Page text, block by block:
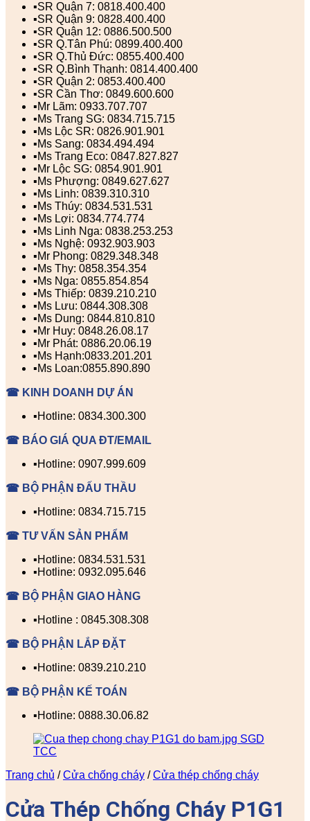
▪️SR Quận 7: 0818.400.400
▪️SR Quận 9: 0828.400.400
▪️SR Quận 12: 0886.500.500
▪️SR Q.Tân Phú: 0899.400.400
▪️SR Q.Thủ Đức: 0855.400.400
▪️SR Q.Bình Thạnh: 0814.400.400
▪️SR Quận 2: 0853.400.400
▪️SR Cần Thơ: 0849.600.600
▪️Mr Lãm: 0933.707.707
▪️Ms Trang SG: 0834.715.715
▪️Ms Lộc SR: 0826.901.901
▪️Ms Sang: 0834.494.494
▪️Ms Trang Eco: 0847.827.827
▪️Mr Lộc SG: 0854.901.901
▪️Ms Phượng: 0849.627.627
▪️Ms Linh: 0839.310.310
▪️Ms Thúy: 0834.531.531
▪️Ms Lợi: 0834.774.774
▪️Ms Linh Nga: 0838.253.253
▪️Ms Nghệ: 0932.903.903
▪️Mr Phong: 0829.348.348
▪️Ms Thy: 0858.354.354
▪️Ms Nga: 0855.854.854
▪️Ms Thiếp: 0839.210.210
▪️Ms Lưu: 0844.308.308
▪️Ms Dung: 0844.810.810
▪️Mr Huy: 0848.26.08.17
▪️Mr Phát: 0886.20.06.19
▪️Ms Hạnh:0833.201.201
▪️Ms Loan:0855.890.890
☎ KINH DOANH DỰ ÁN
▪️Hotline: 0834.300.300
☎ BÁO GIÁ QUA ĐT/EMAIL
▪️Hotline: 0907.999.609
☎ BỘ PHẬN ĐẤU THẦU
▪️Hotline: 0834.715.715
☎ TƯ VẤN SẢN PHẨM
▪️Hotline: 0834.531.531
▪️Hotline: 0932.095.646
☎ BỘ PHẬN GIAO HÀNG
▪️Hotline : 0845.308.308
☎ BỘ PHẬN LẮP ĐẶT
▪️Hotline: 0839.210.210
☎ BỘ PHẬN KẾ TOÁN
▪️Hotline: 0888.30.06.82
Trang chủ / Cửa chống cháy / Cửa thép chống cháy
Cửa Thép Chống Cháy P1G1